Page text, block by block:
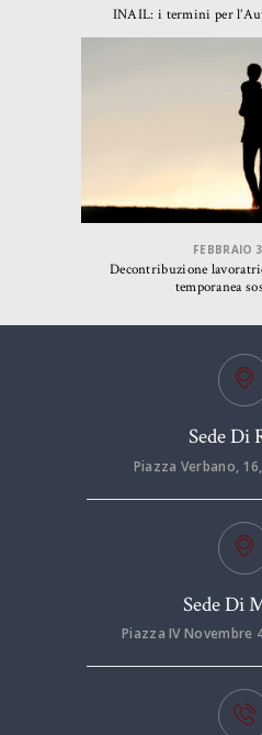
INAIL: i termini per
FEBBRAIO
Decontribuzione
temporanea
Sede Di
Piazza Verbano,
Sede Di
Piazza IV Novembre